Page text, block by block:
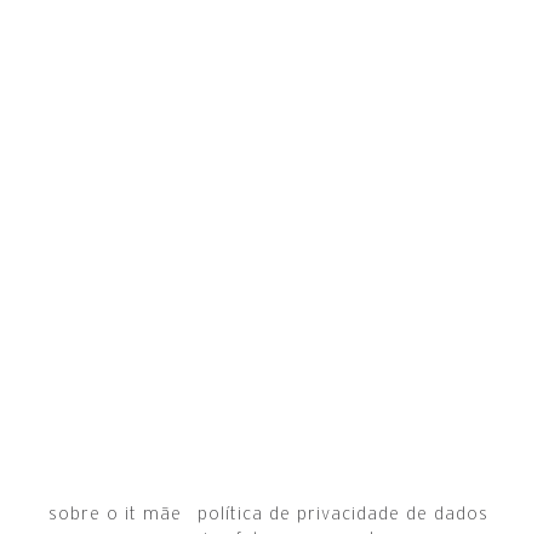
sobre o it mãe
política de privacidade de dados